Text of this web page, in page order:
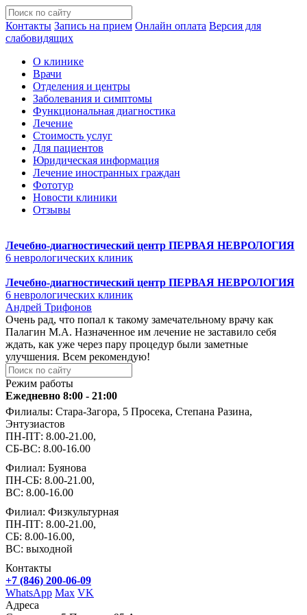
Контакты Запись на прием Онлайн оплата Версия для
слабовидящих
О клинике
Врачи
Отделения и центры
Заболевания и симптомы
Функциональная диагностика
Лечение
Стоимость услуг
Для пациентов
Юридическая информация
Лечение иностранных граждан
Фототур
Новости клиники
Отзывы
Лечебно-диагностический центр ПЕРВАЯ НЕВРОЛОГИЯ
6 неврологических клиник
Лечебно-диагностический центр ПЕРВАЯ НЕВРОЛОГИЯ
6 неврологических клиник
Андрей Трифонов
Очень рад, что попал к такому замечательному врачу как
Палагин М.А. Назначенное им лечение не заставило себя
ждать, как уже через пару процедур были заметные
улучшения. Всем рекомендую!
Режим работы
Ежедневно 8:00 - 21:00
Филиалы: Стара-Загора, 5 Просека, Степана Разина,
Энтузиастов
ПН-ПТ: 8.00-21.00,
СБ-ВС: 8.00-16.00
Филиал: Буянова
ПН-СБ: 8.00-21.00,
ВС: 8.00-16.00
Филиал: Физкультурная
ПН-ПТ: 8.00-21.00,
СБ: 8.00-16.00,
ВС: выходной
Контакты
+7 (846) 200-06-09
WhatsApp Max VK
Адреса